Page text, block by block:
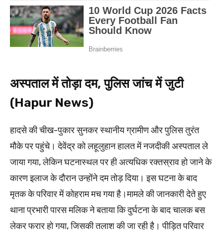
अस्पताल में तोड़ा दम, पुलिस जांच में जुटी
(Hapur News)
हादसे की चीख-पुकार सुनकर स्थानीय ग्रामीण और पुलिस तुरंत
मौके पर पहुंचे। देवेंद्र को लहूलुहान हालत में नजदीकी अस्पताल ले
जाया गया, लेकिन घटनास्थल पर ही अत्यधिक रक्तस्राव हो जाने के
कारण इलाज के दौरान उन्होंने दम तोड़ दिया। इस घटना के बाद
मृतक के परिवार में कोहराम मच गया है।मामले की जानकारी देते हुए
थाना प्रभारी पारस मलिक ने बताया कि दुर्घटना के बाद चालक बस
लेकर फरार हो गया, जिसकी तलाश की जा रही है। पीड़ित परिवार